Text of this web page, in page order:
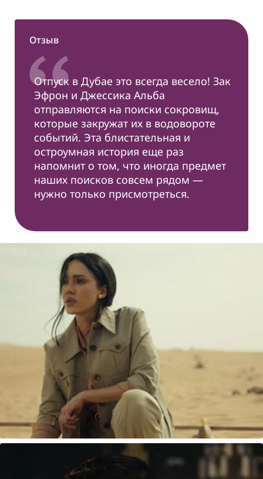
Отзыв
Отпуск в Дубае это всегда весело! Зак
Эфрон и Джессика Альба
отправляются на поиски сокровищ,
которые закружат их в водовороте
событий. Эта блистательная и
остроумная история еще раз
напомнит о том, что иногда предмет
наших поисков совсем рядом —
нужно только присмотреться.